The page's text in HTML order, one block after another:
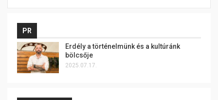
PR
Erdély a történelmünk és a kultúránk
bölcsője
2025.07.17.